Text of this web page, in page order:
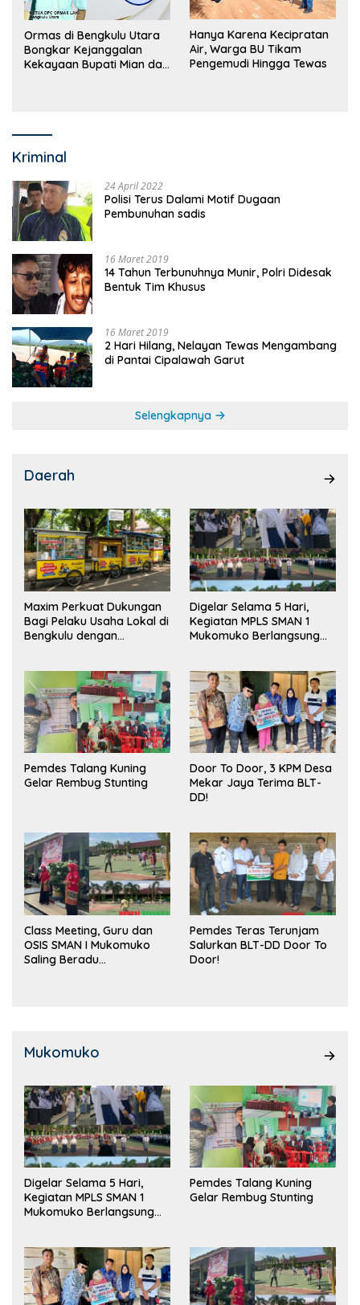
Ormas di Bengkulu Utara
Bongkar Kejanggalan
Kekayaan Bupati Mian dan
Hanya Karena Kecipratan
Air, Warga BU Tikam
Pengemudi Hingga Tewas
Kriminal
24 April 2022
Polisi Terus Dalami Motif Dugaan
Pembunuhan sadis
16 Maret 2019
14 Tahun Terbunuhnya Munir, Polri Didesak
Bentuk Tim Khusus
16 Maret 2019
2 Hari Hilang, Nelayan Tewas Mengambang
di Pantai Cipalawah Garut
Selengkapnya
Daerah
Maxim Perkuat Dukungan
Bagi Pelaku Usaha Lokal di
Bengkulu dengan
Pasar
Digelar Selama 5 Hari,
Kegiatan MPLS SMAN 1
Mukomuko Berlangsung
Pemdes Talang Kuning
Gelar Rembug Stunting
Door To Door, 3 KPM Desa
Mekar Jaya Terima BLT-
DD!
Class Meeting, Guru dan
OSIS SMAN I Mukomuko
Saling Beradu
Pemdes Teras Terunjam
Salurkan BLT-DD Door To
Door!
Mukomuko
Digelar Selama 5 Hari,
Kegiatan MPLS SMAN 1
Mukomuko Berlangsung
Pemdes Talang Kuning
Gelar Rembug Stunting